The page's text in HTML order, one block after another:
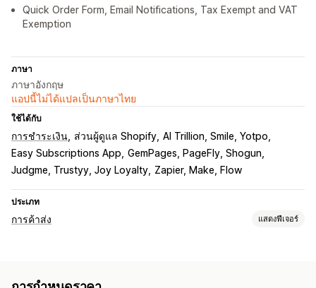
Quick Order Form, Email Notifications, Tax Exempt and VAT
Exemption
ภาษา
ภาษาอังกฤษ
แอปนี้ไม่ได้แปลเป็นภาษาไทย
ใช้ได้กับ
การชำระเงิน ส่วนผู้ดูแล Shopify AI Trillion, Smile, Yotpo
Easy Subscriptions App GemPages, PageFly, Shogun
Judgme, Trustyy, Joy Loyalty Zapier, Make, Flow
ประเภท
การค้าส่ง แสดงฟีเจอร์